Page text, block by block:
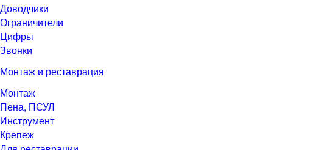
Доводчики
Ограничители
Цифры
Звонки
Монтаж и реставрация
Монтаж
Пена, ПСУЛ
Инструмент
Крепеж